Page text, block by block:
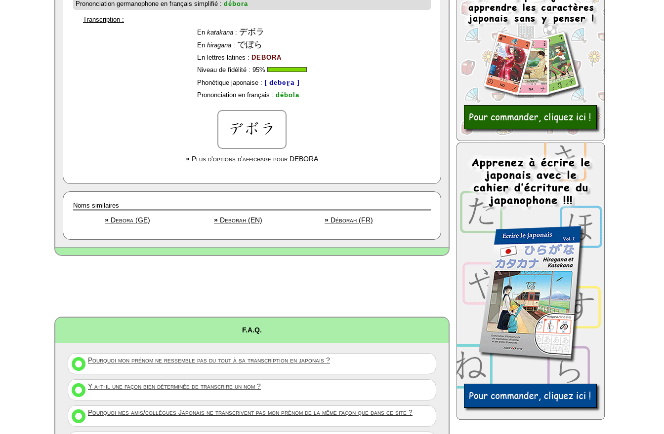
Prononciation germanophone en français simplifié : débora
Transcription :
En katakana : デボラ
En hiragana : でぼら
En lettres latines : DEBORA
Niveau de fidélité : 95%
Phonétique japonaise : [ deboɽa ]
Prononciation en français : débola
» Plus d'options d'affichage pour DEBORA
Noms similaires
» Debora (GE) » Deborah (EN) » Déborah (FR)
F.A.Q.
Pourquoi mon prénom ne ressemble pas du tout à sa transcription en japonais ?
Y a-t-il une façon bien déterminée de transcrire un nom ?
Pourquoi mes amis/collègues Japonais ne transcrivent pas mon prénom de la même façon que dans ce site ?